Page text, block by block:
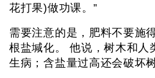
花打果)做功课。”
需要注意的是，肥料不要施
根盐堿化。 他说，树木和人
生病；含盐量过高还会破坏